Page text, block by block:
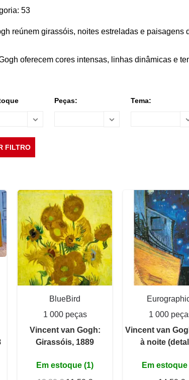
53
reúnem girassóis, noites estreladas e
oferecem cores intensas, linhas dinâmicas e
Peças: Tema:
BlueBird
1 000 peças
Vincent van Gogh:
Girassóis, 1889
Em estoque (1)
1 000
Vincent van
à noite
Em estoque